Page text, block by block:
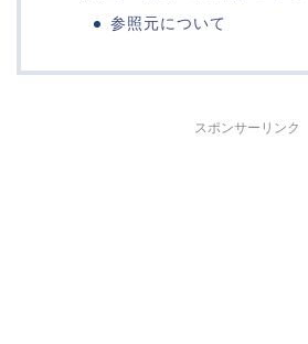
参照元について
スポンサーリンク